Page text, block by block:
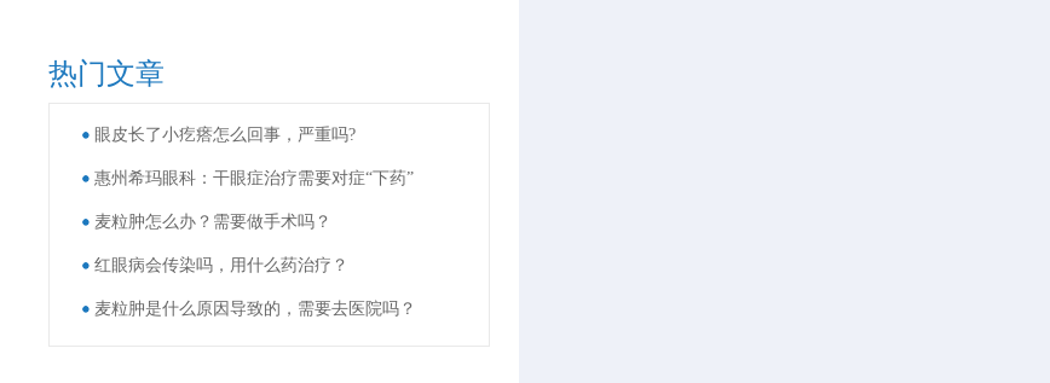
热门文章
眼皮长了小疙瘩怎么回事，严重吗?
惠州希玛眼科：干眼症治疗需要对症“下药”
麦粒肿怎么办？需要做手术吗？
红眼病会传染吗，用什么药治疗？
麦粒肿是什么原因导致的，需要去医院吗？